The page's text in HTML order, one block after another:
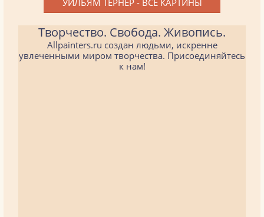
Творчество. Свобода. Живопись.
Allpainters.ru создан людьми, искренне
увлеченными миром творчества. Присоединяйтесь
к нам!